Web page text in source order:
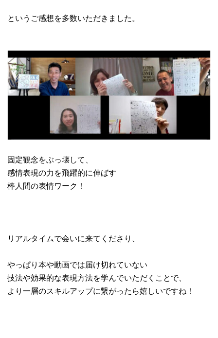
というご感想を多数いただきました。
固定観念をぶっ壊して、
感情表現の力を飛躍的に伸ばす
棒人間の表情ワーク！
リアルタイムで会いに来てくださり、
やっぱり本や動画では届け切れていない
技法や効果的な表現方法を学んでいただくことで、
より一層のスキルアップに繋がったら嬉しいですね！